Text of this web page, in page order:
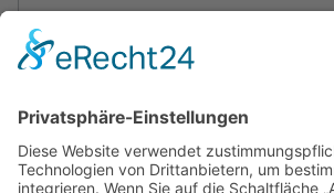
Datum der letzten Bearbeitung
Gesamtzahl unterschiedlicher
Autoren